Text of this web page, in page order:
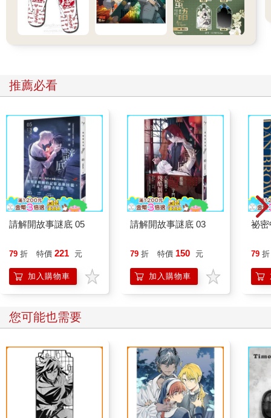
推薦必看
請解開故事謎底 05
79 折 特價 221 元
加入購物車
請解開故事謎底 03
79 折 特價 150 元
加入購物車
祕
79 折
您可能也需要